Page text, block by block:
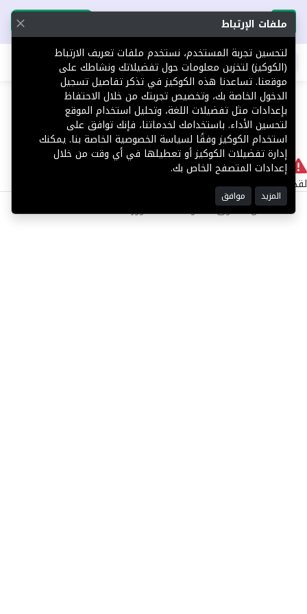
تحميل التطبيق تحميل التطبيق
اطلب عقارك
404 لا يوجد
لقد حدث خطأ داخلي أثناء معالجة طلبك.
©2025 كل الحقوق محفوظة منصة توور
ملفات الإرتباط
لتحسين تجربة المستخدم، نستخدم ملفات تعريف الارتباط
(الكوكيز) لتخزين معلومات حول تفضيلاتك ونشاطك على
موقعنا. تساعدنا هذه الكوكيز في تذكر تفاصيل تسجيل
الدخول الخاصة بك، وتخصيص تجربتك من خلال الاحتفاظ
بإعدادات مثل تفضيلات اللغة، وتحليل استخدام الموقع
لتحسين الأداء. باستخدامك لخدماتنا، فإنك توافق على
استخدام الكوكيز وفقًا لسياسة الخصوصية الخاصة بنا. يمكنك
إدارة تفضيلات الكوكيز أو تعطيلها في أي وقت من خلال
إعدادات المتصفح الخاص بك.
المزيد موافق